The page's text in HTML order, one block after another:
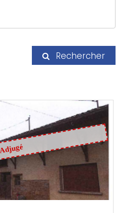
Rechercher
Adjugé